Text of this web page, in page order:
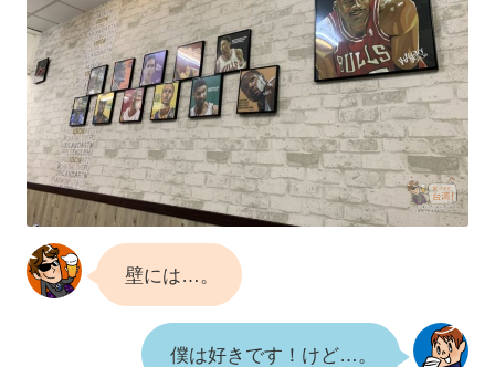
壁には…。
僕は好きです！けど…。